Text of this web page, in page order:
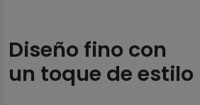
Diseño fino con
un toque de estilo